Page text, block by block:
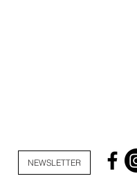
NEWSLETTER